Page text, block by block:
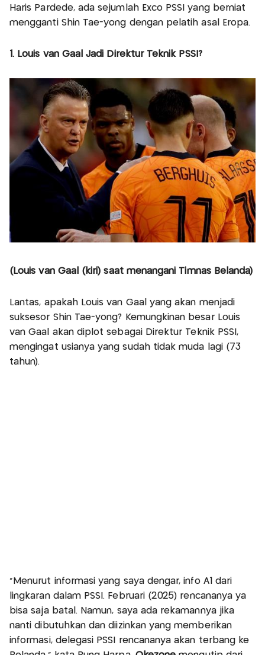
Haris Pardede, ada sejumlah Exco PSSI yang berniat
mengganti Shin Tae-yong dengan pelatih asal Eropa.
1. Louis van Gaal Jadi Direktur Teknik PSSI?
(Louis van Gaal (kiri) saat menangani Timnas Belanda)
Lantas, apakah Louis van Gaal yang akan menjadi
suksesor Shin Tae-yong? Kemungkinan besar Louis
van Gaal akan diplot sebagai Direktur Teknik PSSI,
mengingat usianya yang sudah tidak muda lagi (73
tahun).
“Menurut informasi yang saya dengar, info A1 dari
lingkaran dalam PSSI. Februari (2025) rencananya ya
bisa saja batal. Namun, saya ada rekamannya jika
nanti dibutuhkan dan diizinkan yang memberikan
informasi, delegasi PSSI rencananya akan terbang ke